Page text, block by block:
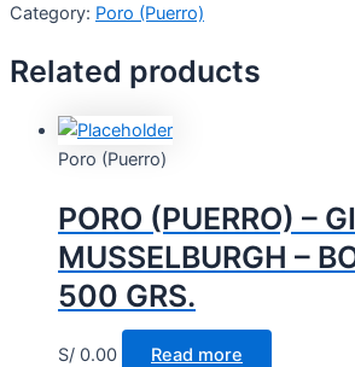
Category: Poro (Puerro)
Related products
Poro (Puerro)
PORO (PUERRO) –
MUSSELBURGH –
500 GRS.
S/ 0.00
Read more